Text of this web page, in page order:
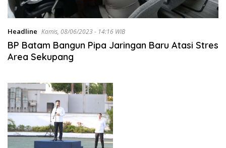
Headline Kamis, 08/06/2023 - 14:16 WIB
BP Batam Bangun Pipa Jaringan Baru Atasi Stres
Area Sekupang